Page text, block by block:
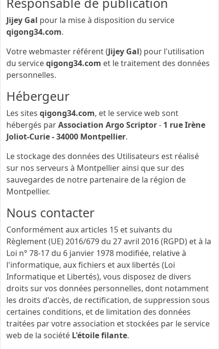
Jijey Gal pour la mise à disposition du service
qigong34.com.
Votre webmaster référent (Jijey Gal) pour l'utilisation
du serviceqigong34.com et le traitement des données
personnelles.
Hébergeur
Les sites qigong34.com, et le service web sont
hébergés parAssociation Argo Scriptor- 1 rue Irène
Joliot-Curie - 34000 Montpellier.
Le stockage des données des Utilisateurs est réalisé
sur nos serveurs à Montpellier ainsi que sur des
sauvegardes de notre partenaire de la région de
Montpellier.
Nous contacter
Conformément aux articles 15 et suivants du
Règlement (UE) 2016/679 du 27 avril 2016 (RGPD) et à la
Loi n° 78-17 du 6 janvier 1978 modifiée, relative à
l'informatique, aux fichiers et aux libertés (Loi
Informatique et Libertés), vous disposez de divers
droits sur vos données personnelles, dont notamment
les droits d'accès, de rectification, de suppression sous
certaines conditions, et de limitation des données
traitées par votre association et stockées par le service
web de la société L'étoile filante.